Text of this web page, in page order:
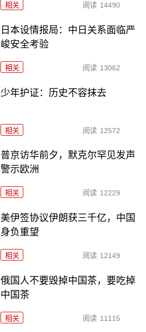
相关 阅读 14490
日本设情报局：中日关系面临严
峻安全考验
相关 阅读 13062
少年护证：历史不容抹去
相关 阅读 12572
普京访华前夕，默克尔罕见发声
警示欧洲
相关 阅读 12229
美伊签协议伊朗获三千亿，中国
身负重望
相关 阅读 12149
俄国人不要毁掉中国茶，要吃掉
中国茶
相关 阅读 11115